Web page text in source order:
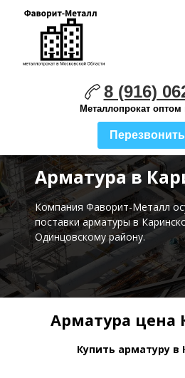
8 (916)
Металлопрокат оптом
Арматура в
Компания Фаворит-Металл
поставкиарматуры в
Одинцовскому району.
Арматура цена
Купить арматуру в